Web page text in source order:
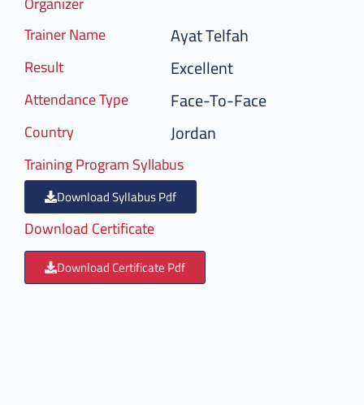
Trainer Name
Ayat Telfah
Result Excellent
Attendance Type Face-To-Face
Country Jordan
Training Program Syllabus
Download Syllabus Pdf
Download Certificate
Download Certificate Pdf